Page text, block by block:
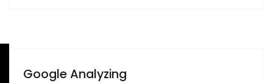
Google Analyzing